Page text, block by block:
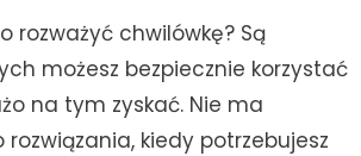
rozważyć chwilówkę? Są
możesz bezpiecznie korzystać
na tym zyskać. Nie ma
kiedy potrzebujesz